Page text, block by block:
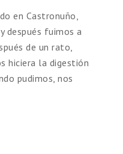
en Castronuño,
después fuimos a
de un rato,
hiciera la digestión
pudimos, nos